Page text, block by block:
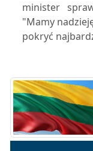
minister
"Mamy
pokryć